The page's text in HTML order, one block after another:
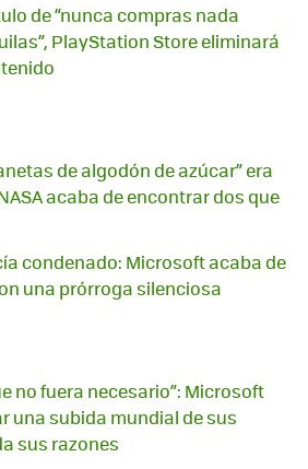
de “nunca compras nada
PlayStation Store eliminará
de algodón de azúcar” era
acaba de encontrar dos que
condenado: Microsoft acaba de
una prórroga silenciosa
no fuera necesario”: Microsoft
una subida mundial de sus
sus razones